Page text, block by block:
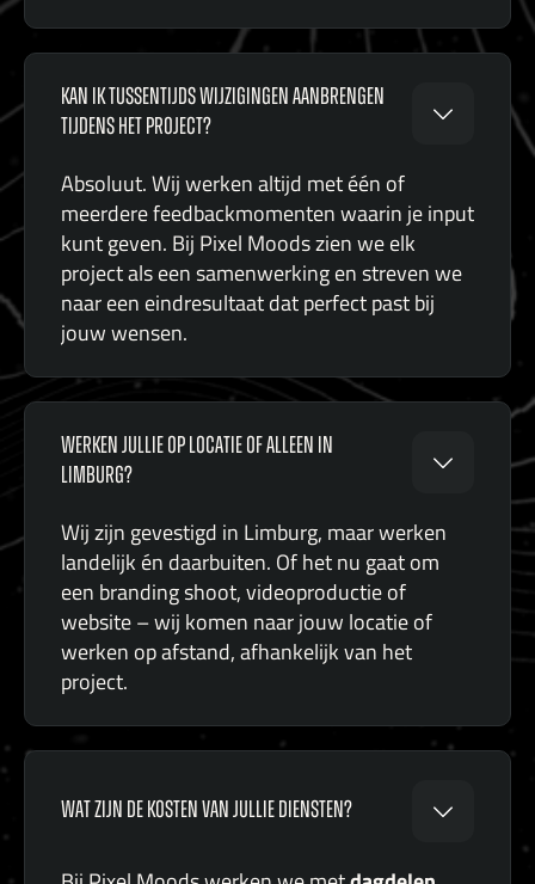
KAN IK TUSSENTIJDS WIJZIGINGEN AANBRENGEN
TIJDENS HET PROJECT?
Absoluut. Wij werken altijd met één of
meerdere feedbackmomenten waarin je input
kunt geven. Bij Pixel Moods zien we elk
project als een samenwerking en streven we
naar een eindresultaat dat perfect past bij
jouw wensen.
WERKEN JULLIE OP LOCATIE OF ALLEEN IN
LIMBURG?
Wij zijn gevestigd in Limburg, maar werken
landelijk én daarbuiten. Of het nu gaat om
een branding shoot, videoproductie of
website – wij komen naar jouw locatie of
werken op afstand, afhankelijk van het
project.
WAT ZIJN DE KOSTEN VAN JULLIE DIENSTEN?